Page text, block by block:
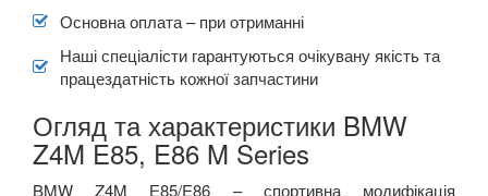
X6 II F16
X6M II F86
X6 III G06
Основна оплата – при отриманні
Наші спеціалісти гарантуються очікувану якість та
працездатність кожної запчастини
Огляд та характеристики BMW
Z4M E85, E86 M Series
BMW Z4M Е85/E86 – спортивна модифікація